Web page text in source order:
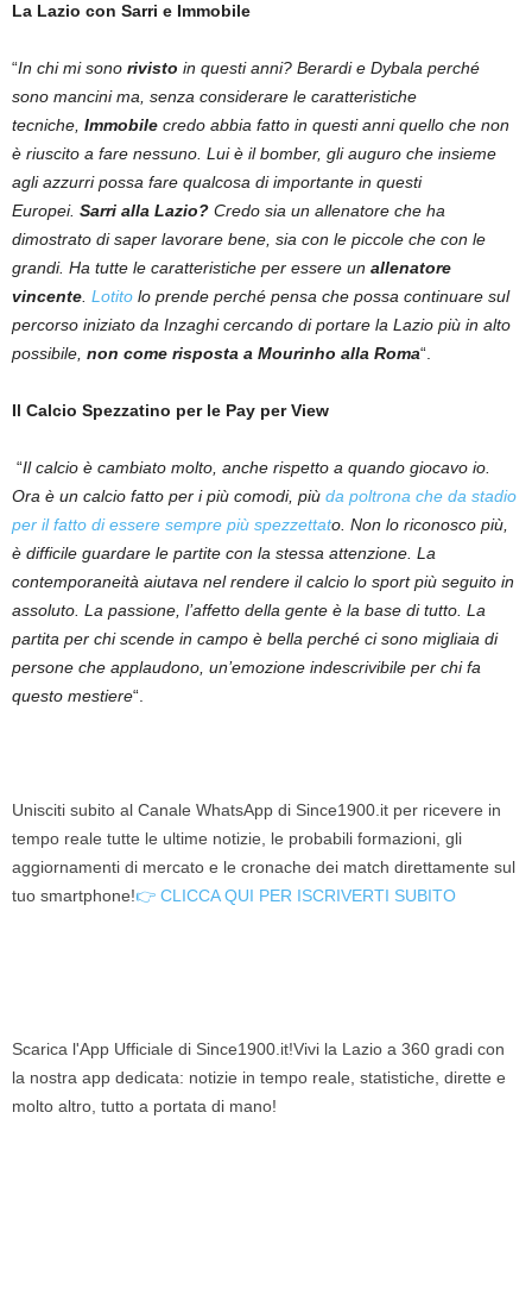
La Lazio con Sarri e Immobile
“In chi mi sono rivisto in questi anni? Berardi e Dybala perché
sono mancini ma, senza considerare le caratteristiche
tecniche, Immobile credo abbia fatto in questi anni quello che non
è riuscito a fare nessuno. Lui è il bomber, gli auguro che insieme
agli azzurri possa fare qualcosa di importante in questi
Europei. Sarri alla Lazio? Credo sia un allenatore che ha
dimostrato di saper lavorare bene, sia con le piccole che con le
grandi. Ha tutte le caratteristiche per essere un allenatore
vincente Lotito lo prende perché pensa che possa continuare sul
percorso iniziato da Inzaghi cercando di portare la Lazio più in alto
possibile, non come risposta a Mourinho alla Roma“.
Il Calcio Spezzatino per le Pay per View
“Il calcio è cambiato molto, anche rispetto a quando giocavo io.
Ora è un calcio fatto per i più comodi, più da poltrona che da stadio
per il fatto di essere sempre più spezzettato. Non lo riconosco più,
è difficile guardare le partite con la stessa attenzione. La
contemporaneità aiutava nel rendere il calcio lo sport più seguito in
assoluto. La passione, l’affetto della gente è la base di tutto. La
partita per chi scende in campo è bella perché ci sono migliaia di
persone che applaudono, un’emozione indescrivibile per chi fa
questo mestiere“.
Unisciti subito al Canale WhatsApp di Since1900.it per ricevere in
tempo reale tutte le ultime notizie, le probabili formazioni, gli
aggiornamenti di mercato e le cronache dei match direttamente sul
tuo smartphone!👉 CLICCA QUI PER ISCRIVERTI SUBITO
Scarica l'App Ufficiale di Since1900.it!Vivi la Lazio a 360 gradi con
la nostra app dedicata: notizie in tempo reale, statistiche, dirette e
molto altro, tutto a portata di mano!